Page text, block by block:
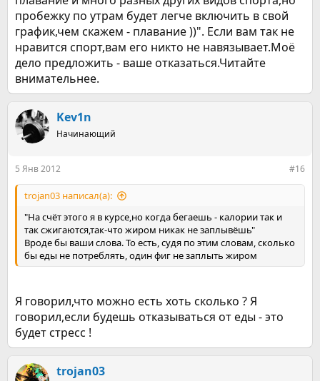
пробежку по утрам будет легче включить в свой
график,чем скажем - плавание ))". Если вам так не
нравится спорт,вам его никто не навязывает.Моё
дело предложить - ваше отказаться.Читайте
внимательнее.
Kev1n
Начинающий
5 Янв 2012 #16
trojan03 написал(а):
"На счёт этого я в курсе,но когда бегаешь - калории так и
так сжигаются,так-что жиром никак не заплывёшь"
Вроде бы ваши слова. То есть, судя по этим словам, сколько
бы еды не потреблять, один фиг не заплыть жиром
Я говорил,что можно есть хоть сколько ? Я
говорил,если будешь отказываться от еды - это
будет стресс !
trojan03